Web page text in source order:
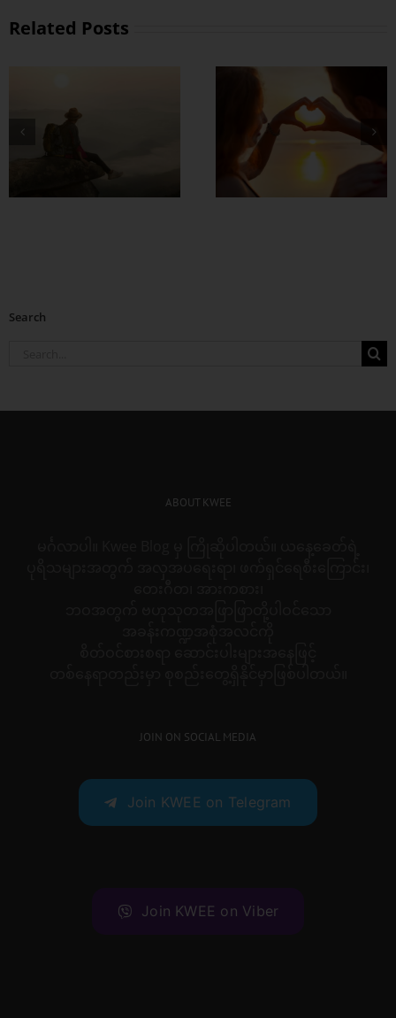
Related Posts
အချစ်တွေ ပိုတိုးလာ
Search
ABOUT KWEE
JOIN ON SOCIAL MEDIA
Join KWEE on Telegram
Join KWEE on Viber